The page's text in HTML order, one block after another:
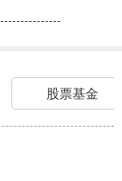
股票基金